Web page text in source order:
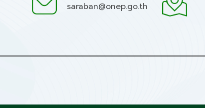
saraban@onep.go.th